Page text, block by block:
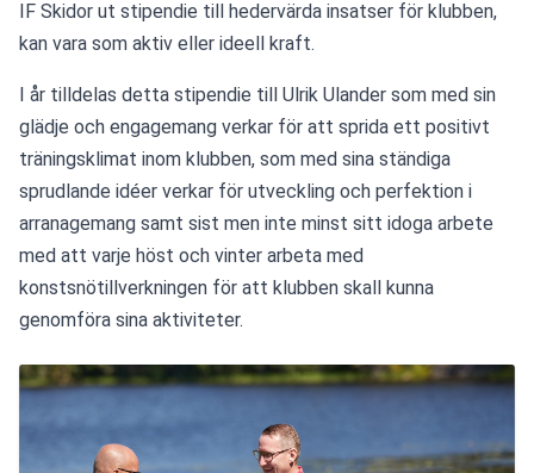
IF Skidor ut stipendie till hedervärda insatser för klubben,
kan vara som aktiv eller ideell kraft.
I år tilldelas detta stipendie till Ulrik Ulander som med sin
glädje och engagemang verkar för att sprida ett positivt
träningsklimat inom klubben, som med sina ständiga
sprudlande idéer verkar för utveckling och perfektion i
arranagemang samt sist men inte minst sitt idoga arbete
med att varje höst och vinter arbeta med
konstsnötillverkningen för att klubben skall kunna
genomföra sina aktiviteter.